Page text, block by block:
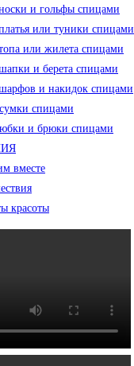
и гольфы спицами
или туники спицами
или жилета спицами
и берета спицами
и накидок спицами
спицами
и брюки спицами
вместе
красоты